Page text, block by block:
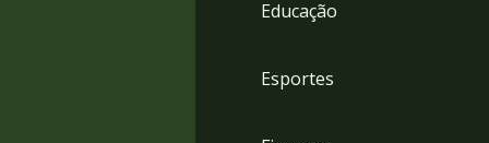
Educação
Esportes